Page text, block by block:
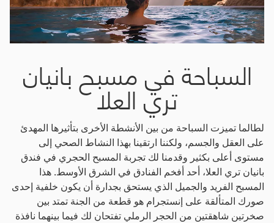
السباحة في مسبح بانيان
تري العلا
لطالما تميزت السباحة من بين الأنشطة الأخرى بتأثيرها المهدئ
على العقل والجسم، ولكننا ارتقينا بهذا النشاط الصحي إلى
مستوى أعلى بكثير وقدمنا لك تجربة المسبح الحجري في فندق
بانيان تري العلا، أحد أفخم الفنادق في الشرق الأوسط. هذا
المسبح الفريد والجميل الذي يستحق بجدارة أن يكون خلفية إحدى
صورك المتألقة على إنستجرام هو قطعة من الجنة تمتد بين
صخرتين شاهقتين من الحجر الرملي تفتحان لك فيما بينهما نافذة